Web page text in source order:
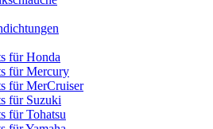
für Honda
für Mercury
für MerCruiser
für Suzuki
für Tohatsu